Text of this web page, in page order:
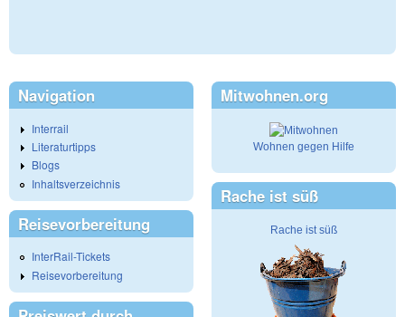
Navigation
Interrail
Literaturtipps
Blogs
Inhaltsverzeichnis
Reisevorbereitung
InterRail-Tickets
Reisevorbereitung
Mitwohnen.org
Wohnen gegen Hilfe
Rache ist süß
Rache ist süß